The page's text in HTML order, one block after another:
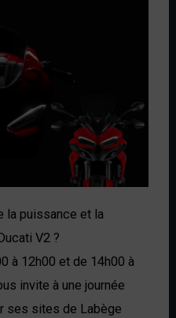
la puissance et la
V2 ?
à 12h00 et de 14h00 à
invite à unejournée
ses sites de Labège